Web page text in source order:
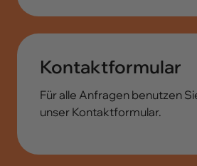
Kontaktformular
Für alle Anfragen benutzen
unser Kontaktformular.